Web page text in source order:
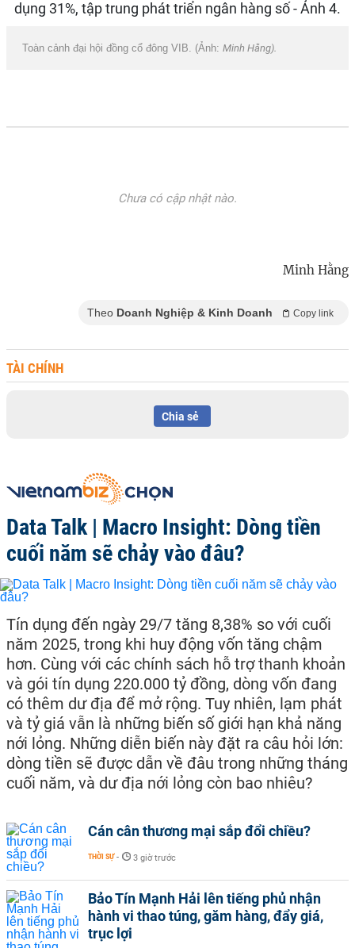
Toàn cảnh đại hội đồng cổ đông VIB. (Ảnh: Minh Hằng).
Chưa có cập nhật nào.
Minh Hằng
Theo Doanh Nghiệp & Kinh Doanh Copy link
TÀI CHÍNH
Chia sẻ
Data Talk | Macro Insight: Dòng tiền
cuối năm sẽ chảy vào đâu?
Tín dụng đến ngày 29/7 tăng 8,38% so với cuối
năm 2025, trong khi huy động vốn tăng chậm
hơn. Cùng với các chính sách hỗ trợ thanh khoản
và gói tín dụng 220.000 tỷ đồng, dòng vốn đang
có thêm dư địa để mở rộng. Tuy nhiên, lạm phát
và tỷ giá vẫn là những biến số giới hạn khả năng
nới lỏng. Những diễn biến này đặt ra câu hỏi lớn:
dòng tiền sẽ được dẫn về đâu trong những tháng
cuối năm, và dư địa nới lỏng còn bao nhiêu?
Cán cân thương mại sắp đổi chiều?
THỜI SỰ - 3 giờ trước
Bảo Tín Mạnh Hải lên tiếng phủ nhận
hành vi thao túng, găm hàng, đẩy giá,
trục lợi